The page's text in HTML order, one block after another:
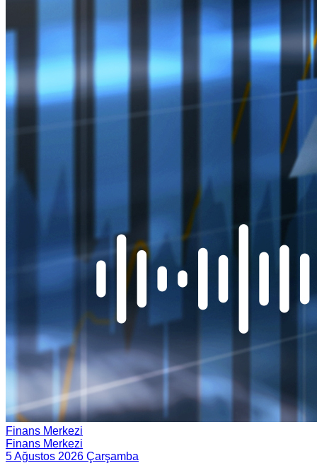
Finans Merkezi
Finans Merkezi
5 Ağustos 2026 Çarşamba